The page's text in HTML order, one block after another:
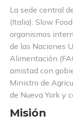
La sede central
(Italia). Slow
organismos
de las Naciones
Alimentación
amistad con
Ministro de
de Nueva York y
Misión